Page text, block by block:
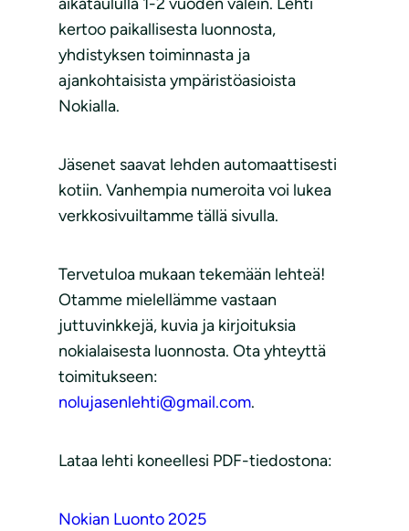
kertoo paikallisesta luonnosta,
yhdistyksen toiminnasta ja
ajankohtaisista ympäristöasioista
Nokialla.
Jäsenet saavat lehden automaattisesti
kotiin. Vanhempia numeroita voi lukea
verkkosivuiltamme tällä sivulla.
Tervetuloa mukaan tekemään lehteä!
Otamme mielellämme vastaan
juttuvinkkejä, kuvia ja kirjoituksia
nokialaisesta luonnosta. Ota yhteyttä
toimitukseen:
nolujasenlehti@gmail.com.
Lataa lehti koneellesi PDF-tiedostona:
Nokian Luonto 2025